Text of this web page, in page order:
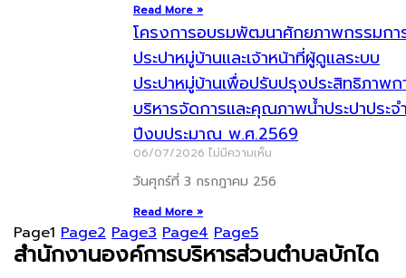
Read More »
โครงการอบรมพัฒนาศักยภาพกรรมกา
ประปาหมู่บ้านและเจ้าหน้าที่ผู้ดูแลระบบ
ประปาหมู่บ้านเพื่อปรับปรุงประสิทธิภาพก
บริหารจัดการและคุณภาพน้ำประปาประจ
ปีงบประมาณ พ.ศ.2569
06/07/2026 ไม่มีความเห็น
วันศุกร์ที่ 3 กรกฎาคม 256
Read More »
Page1 Page2 Page3 Page4 Page5
สำนักงานองค์การบริหารส่วนตำบลบักได